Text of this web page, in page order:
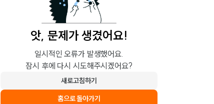
앗, 문제가 생겼어요!
일시적인 오류가 발생했어요.
잠시 후에 다시 시도해주시겠어요?
새로고침하기
홈으로 돌아가기